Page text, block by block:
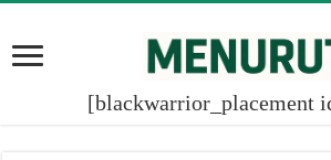
[blackwarrior_placement